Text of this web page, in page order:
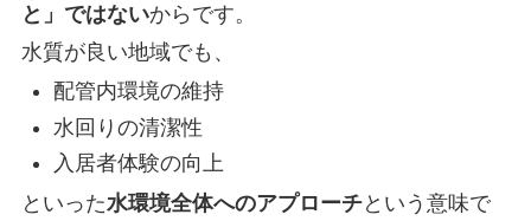
と」ではないからです。
水質が良い地域でも、
配管内環境の維持
水回りの清潔性
入居者体験の向上
といった水環境全体へのアプローチという意味で